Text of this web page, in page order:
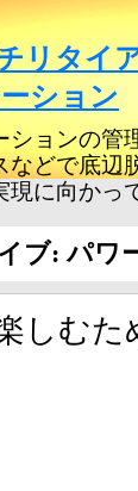
リタイ
ション
ションの管
などで底辺
に向かっ
ブ: パワ
しむた